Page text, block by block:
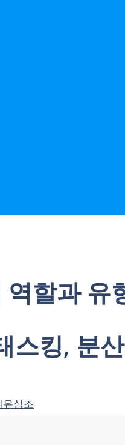
할과 유
스킹, 분
유심조